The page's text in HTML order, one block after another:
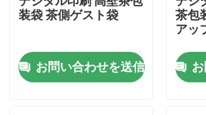
工場 ツアー
品質管理
装袋 茶側ゲスト袋
お問い合わせを送信
茶包
アッ